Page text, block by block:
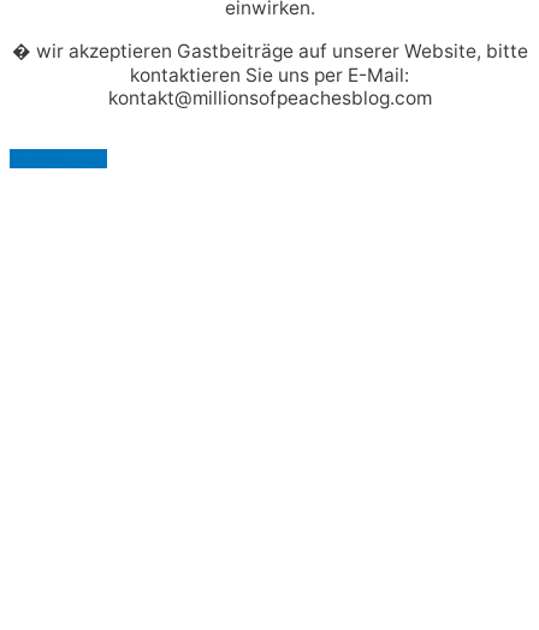
einwirken.
� wir akzeptieren Gastbeiträge auf unserer Website, bitte
kontaktieren Sie uns per E-Mail:
kontakt@millionsofpeachesblog.com